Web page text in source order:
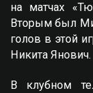
на матчах
Вторым был
голов в этой
Никита Янович.
В клубном